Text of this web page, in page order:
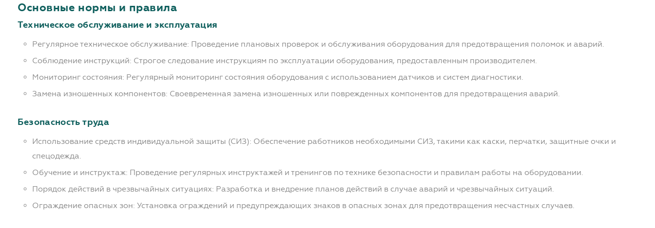
Основные нормы и правила
Техническое обслуживание и эксплуатация
Регулярное техническое обслуживание: Проведение плановых проверок и обслуживания оборудования для предотвращения поломок и аварий.
Соблюдение инструкций: Строгое следование инструкциям по эксплуатации оборудования, предоставленным производителем.
Мониторинг состояния: Регулярный мониторинг состояния оборудования с использованием датчиков и систем диагностики.
Замена изношенных компонентов: Своевременная замена изношенных или поврежденных компонентов для предотвращения аварий.
Безопасность труда
Использование средств индивидуальной защиты (СИЗ): Обеспечение работников необходимыми СИЗ, такими как каски, перчатки, защитные очки и
спецодежда.
Обучение и инструктаж: Проведение регулярных инструктажей и тренингов по технике безопасности и правилам работы на оборудовании.
Порядок действий в чрезвычайных ситуациях: Разработка и внедрение планов действий в случае аварий и чрезвычайных ситуаций.
Ограждение опасных зон: Установка ограждений и предупреждающих знаков в опасных зонах для предотвращения несчастных случаев.